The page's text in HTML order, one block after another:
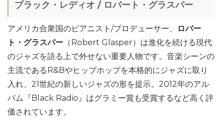
ブラック・レディオ / ロバート・グラスパー
アメリカ合衆国のピアニスト/プロデューサー、
ロバー
ト・グラスパー （Robert Glasper）は進化を続ける現代
のジャズを語る上で外せない重要人物です。音楽シーンの
主流であるR&Bやヒップホップを本格的にジャズに取り
入れ、21世紀の新しいジャズの形を提示。2012年のアル
バム『Black Radio』はグラミー賞も受賞するなど高く評
価されています。